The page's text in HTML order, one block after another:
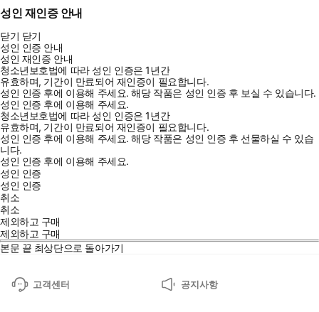
성인 재인증 안내
닫기 닫기
성인 인증 안내
성인 재인증 안내
청소년보호법에 따라 성인 인증은 1년간
유효하며, 기간이 만료되어 재인증이 필요합니다.
성인 인증 후에 이용해 주세요.해당 작품은 성인 인증 후 보실 수 있습니다.
성인 인증 후에 이용해 주세요.
청소년보호법에 따라 성인 인증은 1년간
유효하며, 기간이 만료되어 재인증이 필요합니다.
성인 인증 후에 이용해 주세요.해당 작품은 성인 인증 후 선물하실 수 있습
니다.
성인 인증 후에 이용해 주세요.
성인 인증
성인 인증
취소
취소
제외하고 구매
제외하고 구매
본문 끝 최상단으로 돌아가기
고객센터 공지사항